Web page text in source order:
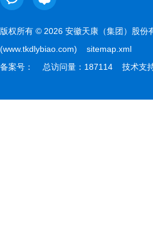
版权所有 © 2026 安徽天康（集团）股份
(www.tkdlybiao.com) sitemap.xml
备案号：
总访问量：187114 技术支持